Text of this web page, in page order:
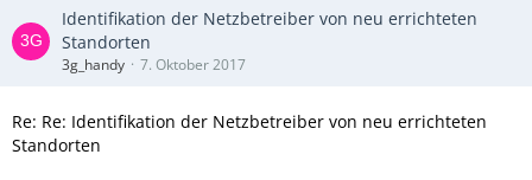
Identifikation der Netzbetreiber von neu errichteten
Standorten
3g_handy 7. Oktober 2017
Re: Re: Identifikation der Netzbetreiber von neu errichteten
Standorten